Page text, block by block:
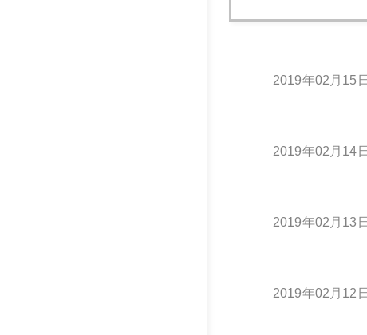
2019年02月15日
2019年02月14日
2019年02月13日
2019年02月12日